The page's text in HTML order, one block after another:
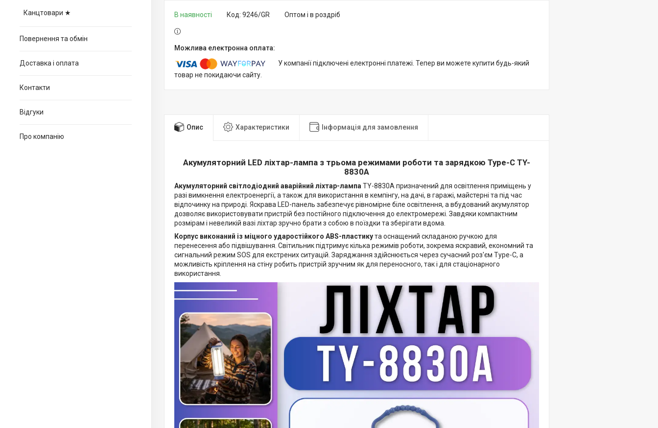
Канцтовари ★
Повернення та обмін
Доставка і оплата
Контакти
Відгуки
Про компанію
В наявності Оптом і в роздріб
Код: 9246/GR
У компанії підключені електронні платежі. Тепер ви можете купити будь-який
товар не покидаючи сайту.
Опис Характеристики Інформація для замовлення
Акумуляторний LED ліхтар-лампа з трьома режимами роботи та зарядкою Type-C TY-
8830A
Акумуляторний світлодіодний аварійний ліхтар-лампаTY-8830A призначений для освітлення приміщень у
разі вимкнення електроенергії, а також для використання в кемпінгу, на дачі, в гаражі, майстерні та під час
відпочинку на природі. Яскрава LED-панель забезпечує рівномірне біле освітлення, а вбудований акумулятор
дозволяє використовувати пристрій без постійного підключення до електромережі. Завдяки компактним
розмірам і невеликій вазі ліхтар зручно брати з собою в поїздки та зберігати вдома.
Корпус виконаний із міцного ударостійкого ABS-пластикута оснащений складаною ручкою для
перенесення або підвішування. Світильник підтримує кілька режимів роботи, зокрема яскравий, економний та
сигнальний режим SOS для екстрених ситуацій. Заряджання здійснюється через сучасний роз'єм Type-C, а
можливість кріплення на стіну робить пристрій зручним як для переносного, так і для стаціонарного
використання.